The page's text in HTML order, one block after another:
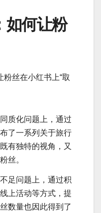
如何让粉
丝在小红书上“取
质化问题上，通过
了一系列关于旅行
有独特的视角，又
丝。
足问题上，通过积
上活动等方式，提
数量也因此得到了